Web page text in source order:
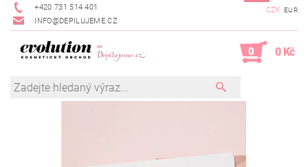
+420 731 514 401
INFO@DEPILUJEME.CZ
CZK EUR
0 0 Kč